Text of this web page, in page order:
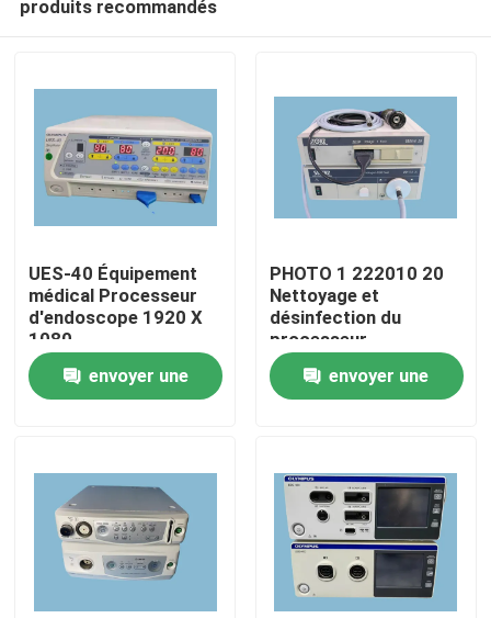
À la maison
Vidéos
produits recommandés
UES-40 Équipement
médical Processeur
d'endoscope 1920 X
1080
envoyer une
PHOTO 1 222010 20
Nettoyage et
désinfection du
processeur
d'endoscopie
envoyer une